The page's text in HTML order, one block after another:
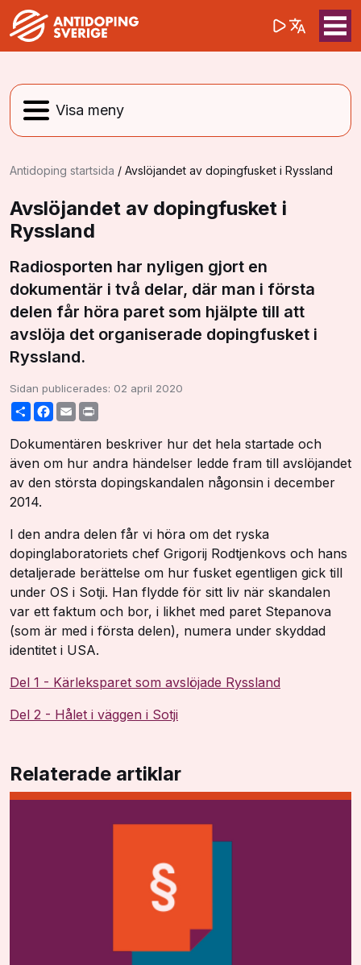
Sök på(opens in a
Antidoping startsida / Avslöjandet av dopingfusket i Ryssland
Avslöjandet av dopingfusket i
Ryssland
Radiosporten har nyligen gjort en
dokumentär i två delar, där man i första
delen får höra paret som hjälpte till att
avslöja det organiserade dopingfusket i
Ryssland.
Sidan publicerades: 02 april 2020
ShareFacebook
Email
Dokumentären beskriver hur det hela startade och
även om hur andra händelser ledde fram till avslöjandet
av den största dopingskandalen någonsin i december
2014.
I den andra delen får vi höra om det ryska
dopinglaboratoriets chef Grigorij Rodtjenkovs och hans
detaljerade berättelse om hur fusket egentligen gick till
under OS i Sotji. Han flydde för sitt liv när skandalen
var ett faktum och bor, i likhet med paret Stepanova
(som är med i första delen), numera under skyddad
identitet i USA.
Del 1 - Kärleksparet som avslöjade Ryssland
Del 2 - Hålet i väggen i Sotji
Relaterade artiklar